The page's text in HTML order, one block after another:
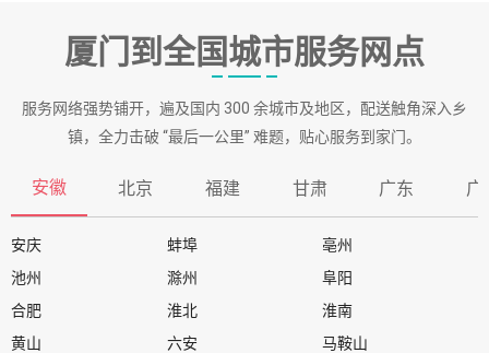
厦门到全国城市服务网点
服务网络强势铺开，遍及国内 300 余城市及地区，配送触角深入乡
镇，全力击破 “最后一公里” 难题，贴心服务到家门。
安徽 北京 福建 甘肃 广东 广
安庆 蚌埠
亳州
池州
滁州
阜阳
合肥
淮北
淮南
黄山
六安
马鞍山